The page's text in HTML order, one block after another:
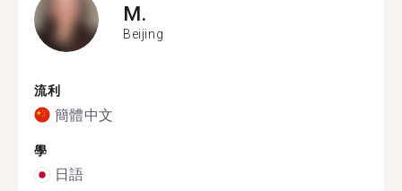
M.
Beijing
流利
簡體中文
學
日語